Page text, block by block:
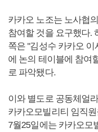
카카오 노조는 노사협
참여할 것을 요구했다.
쪽은 "김성수 카카오
에 논의 테이블에 참여
로 파악됐다.
이와 별도로 공동체얼
카카오모빌리티 임직
7월25일에는 카카오모